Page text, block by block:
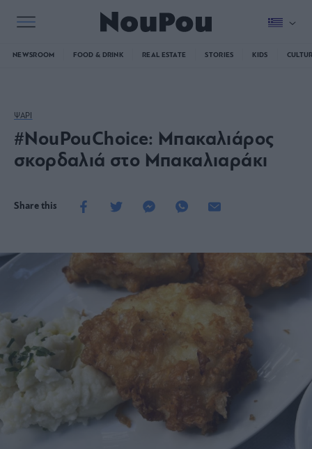
NEWSROOM FOOD & DRINK REAL ESTATE STORIES KIDS
ΨΑΡΙ
#NouPouChoice: Μπακαλιάρος
σκορδαλιά στο Μπακαλιαράκι
Share this